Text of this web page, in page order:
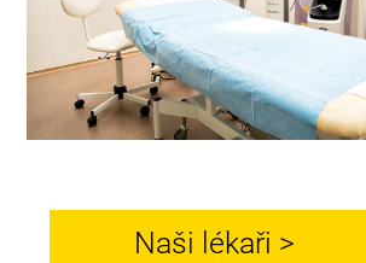
Naši lékaři >